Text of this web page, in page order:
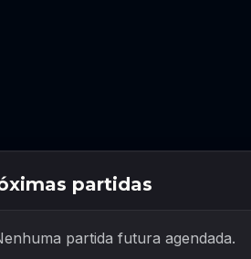
partidas
partida futura agendada.